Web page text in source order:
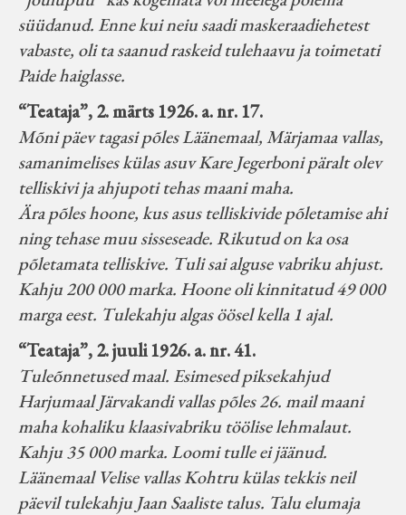
süüdanud. Enne kui neiu saadi maskeraadiehetest
vabaste, oli ta saanud raskeid tulehaavu ja toimetati
Paide haiglasse.
“Teataja”, 2. märts 1926. a. nr. 17.
Mõni päev tagasi põles Läänemaal, Märjamaa vallas,
samanimelises külas asuv Kare Jegerboni päralt olev
telliskivi ja ahjupoti tehas maani maha.
Ära põles hoone, kus asus telliskivide põletamise ahi
ning tehase muu sisseseade. Rikutud on ka osa
põletamata telliskive. Tuli sai alguse vabriku ahjust.
Kahju 200 000 marka. Hoone oli kinnitatud 49 000
marga eest. Tulekahju algas öösel kella 1 ajal.
“Teataja”, 2. juuli 1926. a. nr. 41.
Tuleõnnetused maal. Esimesed piksekahjud
Harjumaal Järvakandi vallas põles 26. mail maani
maha kohaliku klaasivabriku töölise lehmalaut.
Kahju 35 000 marka. Loomi tulle ei jäänud.
Läänemaal Velise vallas Kohtru külas tekkis neil
päevil tulekahju Jaan Saaliste talus. Talu elumaja